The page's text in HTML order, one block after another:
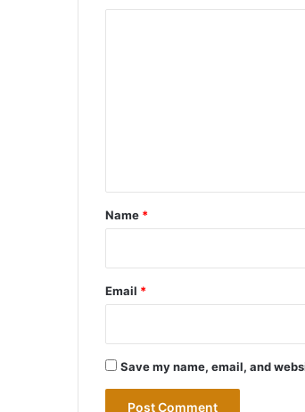
*
Name *
Email *
Save my name, email, and